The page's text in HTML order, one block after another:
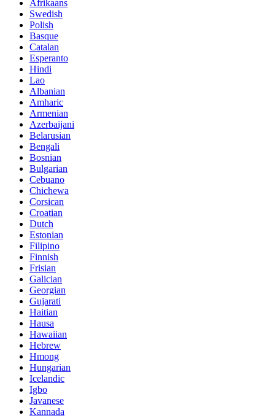
Afrikaans
Swedish
Polish
Basque
Catalan
Esperanto
Hindi
Lao
Albanian
Amharic
Armenian
Azerbaijani
Belarusian
Bengali
Bosnian
Bulgarian
Cebuano
Chichewa
Corsican
Croatian
Dutch
Estonian
Filipino
Finnish
Frisian
Galician
Georgian
Gujarati
Haitian
Hausa
Hawaiian
Hebrew
Hmong
Hungarian
Icelandic
Igbo
Javanese
Kannada